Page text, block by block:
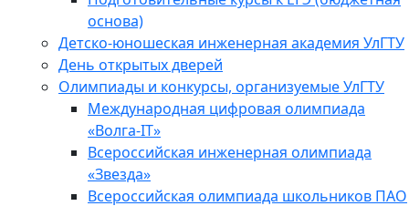
основа)
Детско-юношеская инженерная академия УлГТУ
День открытых дверей
Олимпиады и конкурсы, организуемые УлГТУ
Международная цифровая олимпиада
«Волга-IT»
Всероссийская инженерная олимпиада
«Звезда»
Всероссийская олимпиада школьников ПАО